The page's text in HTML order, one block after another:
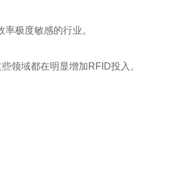
极度敏感的行业。
领域都在明显增加RFID投入。